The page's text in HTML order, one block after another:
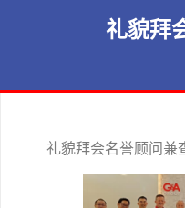
礼貌拜
礼貌拜会名誉顾问兼